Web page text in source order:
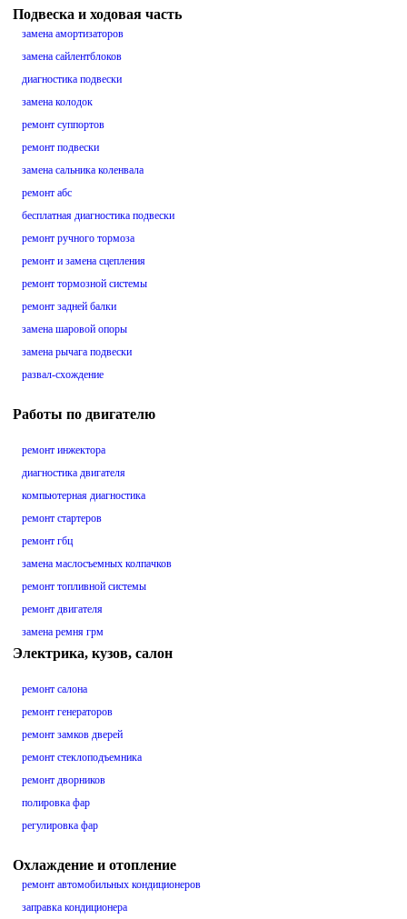
Подвеска и ходовая часть
замена амортизаторов
замена сайлентблоков
диагностика подвески
замена колодок
ремонт суппортов
ремонт подвески
замена сальника коленвала
ремонт абс
бесплатная диагностика подвески
ремонт ручного тормоза
ремонт и замена сцепления
ремонт тормозной системы
ремонт задней балки
замена шаровой опоры
замена рычага подвески
развал-схождение
Работы по двигателю
ремонт инжектора
диагностика двигателя
компьютерная диагностика
ремонт стартеров
ремонт гбц
замена маслосъемных колпачков
ремонт топливной системы
ремонт двигателя
замена ремня грм
Электрика, кузов, салон
ремонт салона
ремонт генераторов
ремонт замков дверей
ремонт стеклоподъемника
ремонт дворников
полировка фар
регулировка фар
Охлаждение и отопление
ремонт автомобильных кондиционеров
заправка кондиционера